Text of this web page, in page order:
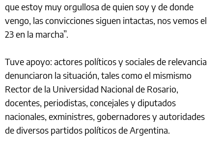
que estoy muy orgullosa de quien soy y de donde
vengo, las convicciones siguen intactas, nos vemos el
23 en la marcha”.
Tuve apoyo: actores políticos y sociales de relevancia
denunciaron la situación, tales como el mismismo
Rector de la Universidad Nacional de Rosario,
docentes, periodistas, concejales y diputados
nacionales, exministres, gobernadores y autoridades
de diversos partidos políticos de Argentina.